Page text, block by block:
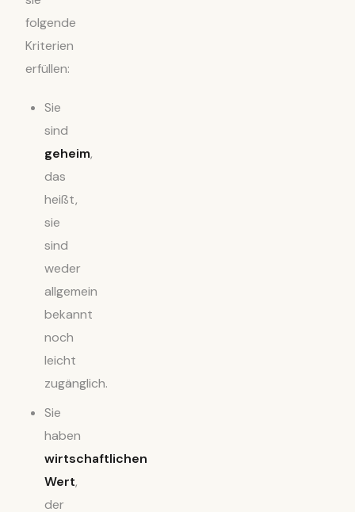
folgende
Kriterien
erfüllen:
Sie
sind
geheim,
das
heißt,
sie
sind
weder
allgemein
bekannt
noch
leicht
zugänglich.
Sie
haben
wirtschaftlichen
Wert,
der